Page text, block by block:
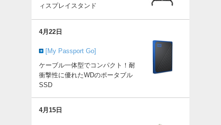
ィスプレイスタンド
4月22日
[My Passport Go]
ケーブル一体型でコンパクト！耐
衝撃性に優れたWDのポータブル
SSD
4月15日